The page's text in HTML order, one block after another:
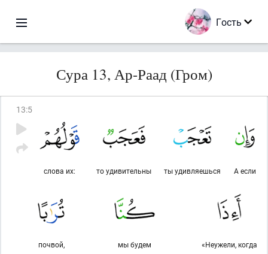
Гость
Сура 13, Ар-Раад (Гром)
13:5
А если
ты удивляешься
то удивительны
слова их:
«Неужели, когда
мы будем
почвой,